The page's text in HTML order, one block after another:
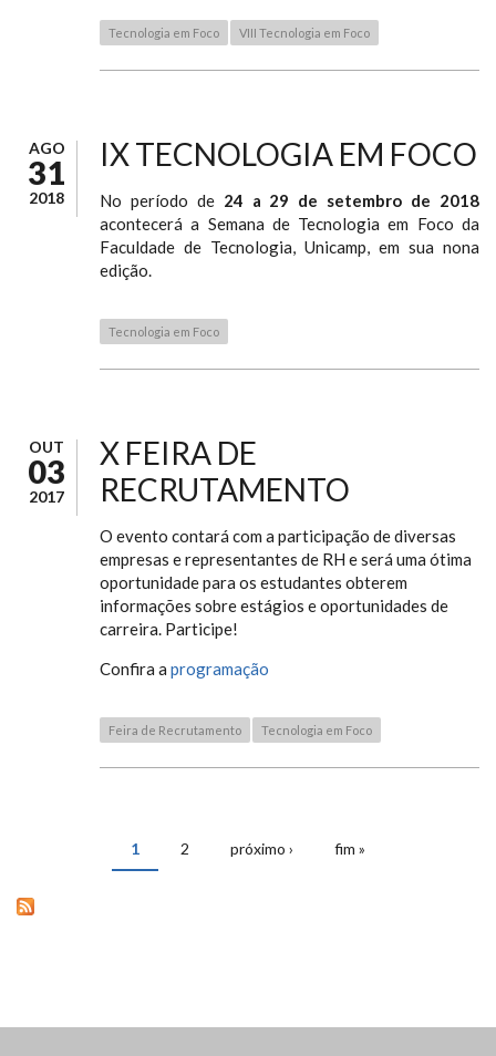
Tecnologia em Foco VIII Tecnologia em Foco
AGO
31
2018
IX TECNOLOGIA EM FOCO
No período de 24 a 29 de setembro de 2018
acontecerá a Semana de Tecnologia em Foco da
Faculdade de Tecnologia, Unicamp, em sua nona
edição.
Tecnologia em Foco
OUT
03
2017
X FEIRA DE
RECRUTAMENTO
O evento contará com a participação de diversas
empresas e representantes de RH e será uma ótima
oportunidade para os estudantes obterem
informações sobre estágios e oportunidades de
carreira. Participe!
Confira a programação
Feira de Recrutamento Tecnologia em Foco
PÁGINAS
1 2 próximo › fim »